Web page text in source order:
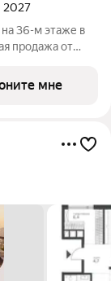
2027
на 36-м этаже в
продажа от
мне